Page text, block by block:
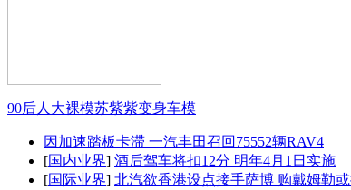
90后人大裸模苏紫紫变身车模
因加速踏板卡滞 一汽丰田召回75552辆RAV4
[国内业界] 酒后驾车将扣12分 明年4月1日实施
[国际业界] 北汽欲香港设点接手萨博 购戴姆勒